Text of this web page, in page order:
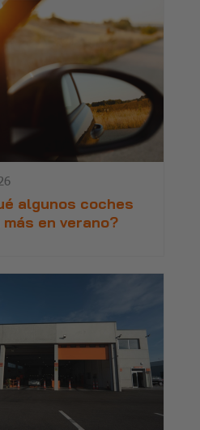
algunos coches
en verano?